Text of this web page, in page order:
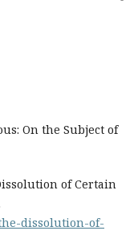
On the Subject of
of Certain
dissolution-of-